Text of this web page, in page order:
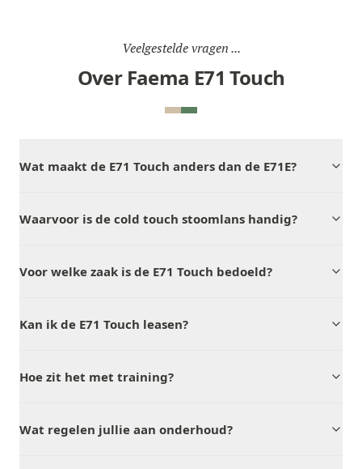
Veelgestelde vragen ...
Over Faema E71 Touch
Wat maakt de E71 Touch anders dan de E71E?
Waarvoor is de cold touch stoomlans handig?
Voor welke zaak is de E71 Touch bedoeld?
Kan ik de E71 Touch leasen?
Hoe zit het met training?
Wat regelen jullie aan onderhoud?